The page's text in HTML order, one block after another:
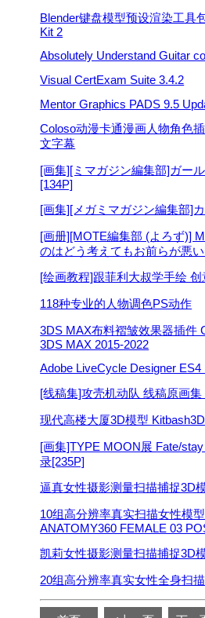
Blender键盘模型预设渲染工具
Kit 2
Absolutely Understand Guitar
Visual CertExam Suite 3.4.2
Mentor Graphics PADS 9.5
Coloso动漫卡通漫画人物角色
文字幕
[画集][ミマガジン編集部]ガー
[134P]
[画集][メガミマガジン編集部]
[画册][MOTE編集部 (よろず)]
のはどう考えてもお前らが悪
[绘画教程]跟菲利大叔学手绘 创
118种专业的人物调色PS动作
3DS MAX布料褶皱效果器插件
3DS MAX 2015-2022
Adobe LiveCycle Designer ES4
[线稿集]攻壳机动队 线稿原画集
现代高楼大厦3D模型 Kitbash3D
[画集]TYPE MOON展 Fate/
录[235P]
逼真女性摄影测量扫描捕捉3D
10组高分辨率真实扫描女性模
ANATOMY360 FEMALE 03
凯莉女性摄影测量扫描捕捉3D
20组高分辨率真实女性全身扫